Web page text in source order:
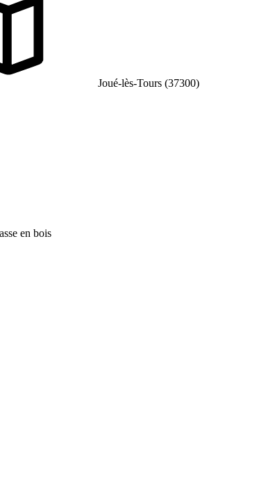
Joué-lès-Tours (37300)
en bois